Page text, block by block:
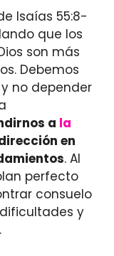
Isaías 55:8-
que los
son más
Debemos
y no depender
a la
en
. Al
perfecto
consuelo
y